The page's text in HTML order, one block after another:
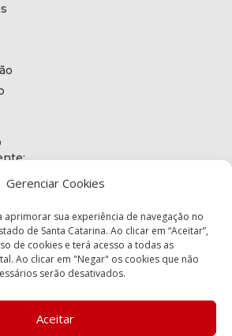
Gerenciar Cookies
aprimorar sua experiência de navegação no
de Santa Catarina. Ao clicar em “Aceitar”,
de cookies e terá acesso a todas as
Ao clicar em "Negar" os cookies que não
serão desativados.
Aceitar
SC